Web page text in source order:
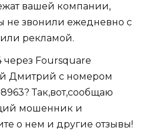
вашей компании,
не звонили ежедневно с
рекламой.
через Foursquare
Дмитрий с номером
Так,вот,сообщаю
мошенник и
о нем и другие отзывы!